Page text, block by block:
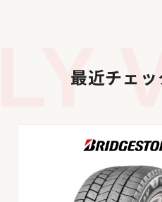
最近チェ